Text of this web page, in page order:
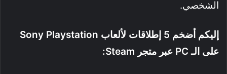
الشخصي.
إليكم أضخم 5 إطلاقات لألعاب Sony Playstation
على الـ PC عبر متجر Steam: